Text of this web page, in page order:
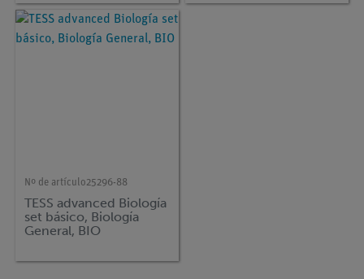
Nº de artículo25296-88
TESS advanced Biología
set básico, Biología
General, BIO